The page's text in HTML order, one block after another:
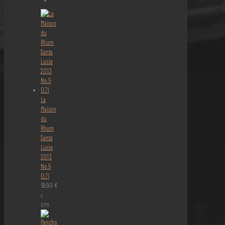
La
Maison
du
Rhum
Santa
Lucia
2013
No.5
0,7l
59,90 €
s
DPH